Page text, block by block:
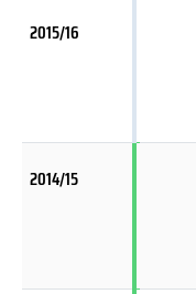
2015/16
2014/15